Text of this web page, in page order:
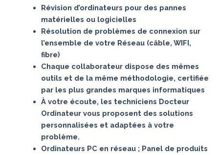
Révision d’ordinateurs pour des pannes
matérielles ou logicielles
Résolution de problèmes de connexion sur
l’ensemble de votre Réseau (câble, WIFI,
fibre)
Chaque collaborateur dispose des mêmes
outils et de la même méthodologie, certifiée
par les plus grandes marques informatiques
À votre écoute, les techniciens Docteur
Ordinateur vous proposent des solutions
personnalisées et adaptées à votre
problème.
Ordinateurs PC en réseau ; Panel de produits